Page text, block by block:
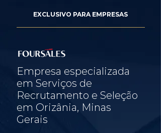
EXCLUSIVO PARA EMPRESAS
Empresa especializada
em Serviços de
Recrutamento e Seleção
em Orizânia, Minas
Gerais